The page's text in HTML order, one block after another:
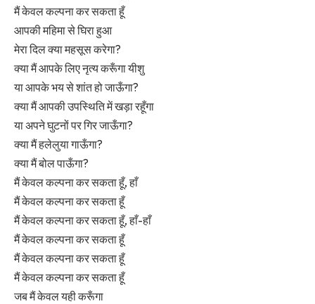
मैं केवल कल्पना कर सकता हूँ
आपकी महिमा से घिरा हुआ
मेरा दिल क्या महसूस करेगा?
क्या मैं आपके लिए नृत्य करूँगा यीशु
या आपके भय से शांत हो जाऊँगा?
क्या मैं आपकी उपस्थिति में खड़ा रहूँगा
या अपने घुटनों पर गिर जाऊँगा?
क्या मैं हलेलुया गाऊँगा?
क्या मैं बोल पाऊँगा?
मैं केवल कल्पना कर सकता हूँ, हाँ
मैं केवल कल्पना कर सकता हूँ
मैं केवल कल्पना कर सकता हूँ, हाँ-हाँ
मैं केवल कल्पना कर सकता हूँ
मैं केवल कल्पना कर सकता हूँ
मैं केवल कल्पना कर सकता हूँ
जब मैं केवल यही करूँगा